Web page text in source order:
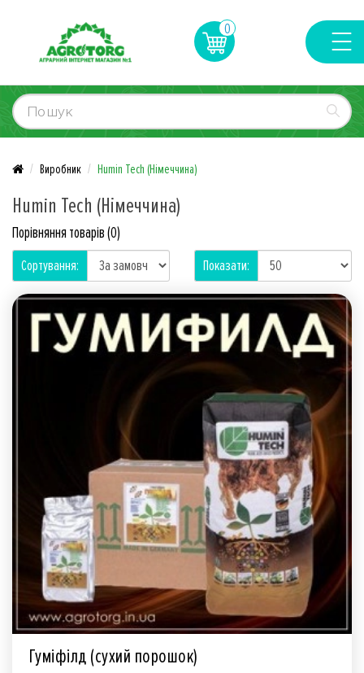
0
Виробник Humin Tech (Німеччина)
Humin Tech (Німеччина)
Порівняння товарів (0)
Сортування: Показати:
Гуміфілд (сухий порошок)